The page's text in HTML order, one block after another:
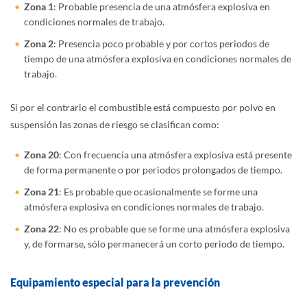
Zona 1: Probable presencia de una atmósfera explosiva en
condiciones normales de trabajo.
Zona 2: Presencia poco probable y por cortos periodos de
tiempo de una atmósfera explosiva en condiciones normales de
trabajo.
Si por el contrario el combustible está compuesto por polvo en
suspensión las zonas de riesgo se clasifican como:
Zona 20: Con frecuencia una atmósfera explosiva está presente
de forma permanente o por periodos prolongados de tiempo.
Zona 21: Es probable que ocasionalmente se forme una
atmósfera explosiva en condiciones normales de trabajo.
Zona 22: No es probable que se forme una atmósfera explosiva
y, de formarse, sólo permanecerá un corto periodo de tiempo.
Equipamiento especial para la prevención